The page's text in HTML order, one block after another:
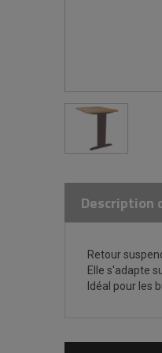
Description
Retour
Elle s'adapte
Idéal pour les